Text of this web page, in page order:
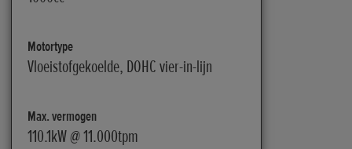
Motortype
Vloeistofgekoelde, DOHC vier-in-lijn
Max. vermogen
110.1kW @ 11.000tpm